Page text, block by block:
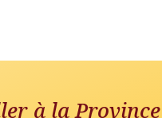
à la Province